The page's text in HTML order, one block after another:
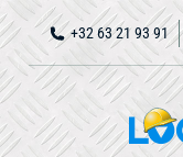
+32 63 21 93 91